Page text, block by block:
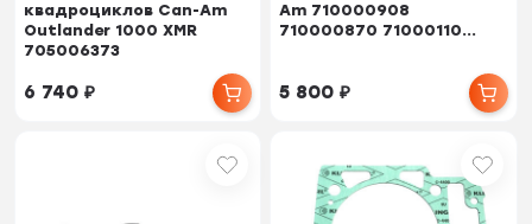
квадроциклов Can-Am
Outlander 1000 XMR
705006373
6 740₽
Am 710000908
710000870 71000110...
5 800₽